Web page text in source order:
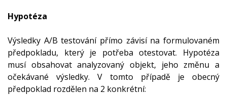
Hypotéza
Výsledky A/B testování přímo závisí na formulovaném
předpokladu, který je potřeba otestovat. Hypotéza
musí obsahovat analyzovaný objekt, jeho změnu a
očekávané výsledky. V tomto případě je obecný
předpoklad rozdělen na 2 konkrétní: